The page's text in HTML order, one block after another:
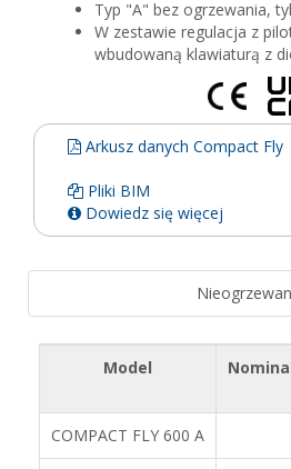
Typ "A" bez ogrzewania,
W zestawie regulacja z
wbudowaną klawiaturą z
Arkusz danych Compact Fly
Pliki BIM
Dowiedz się więcej
Model
COMPACT FLY 600 A